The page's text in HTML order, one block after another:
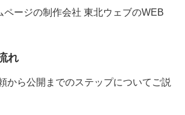
れ
から公開までのステップについてご説